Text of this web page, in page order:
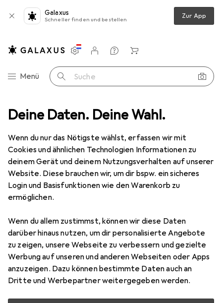
Deine Daten. Deine Wahl.
Wenn du nur das Nötigste wählst, erfassen wir mit
Cookies und ähnlichen Technologien Informationen zu
deinem Gerät und deinem Nutzungsverhalten auf unserer
Website. Diese brauchen wir, um dir bspw. ein sicheres
Login und Basisfunktionen wie den Warenkorb zu
ermöglichen.
Wenn du allem zustimmst, können wir diese Daten
darüber hinaus nutzen, um dir personalisierte Angebote
zu zeigen, unsere Webseite zu verbessern und gezielte
Werbung auf unseren und anderen Webseiten oder Apps
anzuzeigen. Dazu können bestimmte Daten auch an
Dritte und Werbepartner weitergegeben werden.
Galaxus
Schneller finden und bestellen Zur App
Navigation nach Kategorien
Menü Suche
Einstellungen
Kundenkonto
Vergleichslisten
Merklisten
Warenkorb
Schraubenzieher Wera 967 SL Multicolour TX HF 8
5 Bilder
MENGENRABATT
Wera 967 SL Multicolour TX HF 8
Preis in EUR inkl. MwSt.
EUR
7,04
Bewertungen